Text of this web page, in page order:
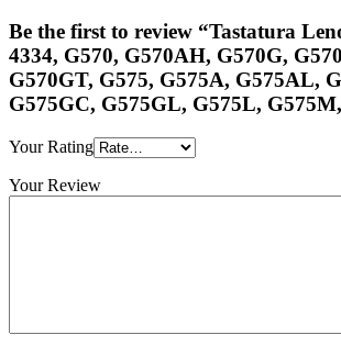
Be the first to review “Tastatura
4334, G570, G570AH, G570G,
G570GT, G575, G575A, G575AL,
G575GC, G575GL, G575L,
Your Rating
Your Review